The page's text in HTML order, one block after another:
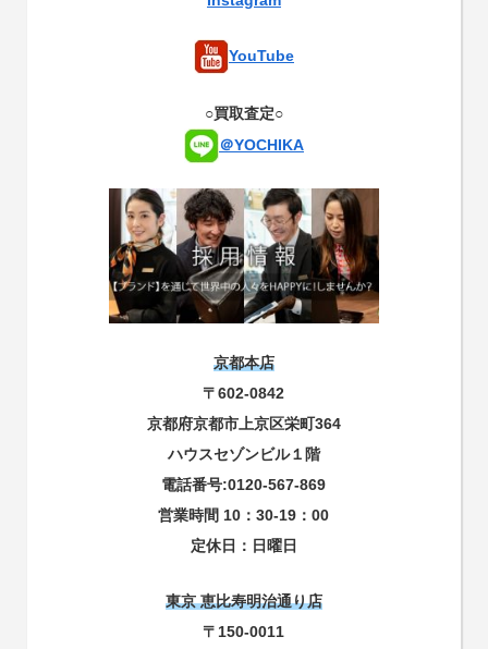
YouTube
○買取査定○
＠YOCHIKA
京都本店
〒602-0842
京都府京都市上京区栄町364
ハウスセゾンビル１階
電話番号:0120-567-869
営業時間 10：30-19：00
定休日：日曜日
東京 恵比寿明治通り店
〒150-0011